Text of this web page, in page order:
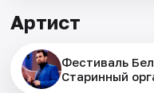
Артист
Фестиваль
Старинный